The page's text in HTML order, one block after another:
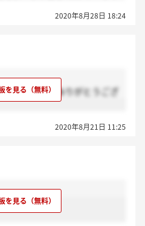
2020年8月28日 18:24
いですね、ありがとうござ
2020年8月21日 11:25